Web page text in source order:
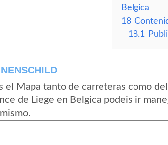
Belgica
18
18.1
el Mapa tanto de carreteras como
de Liege en Belgica podeis ir